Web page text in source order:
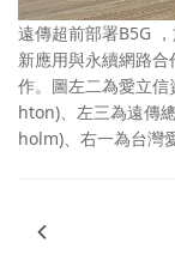
遠傳超前部署B5G
新應用與永續網路
作。圖左二為愛立
hton)、左三為遠傳
holm)、右一為台灣